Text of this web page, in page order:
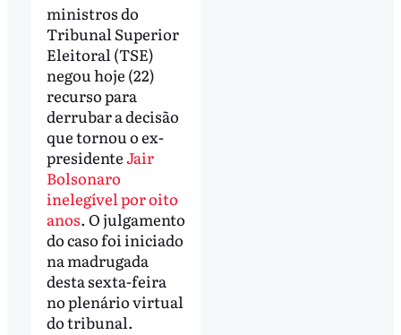
ministros do
Tribunal Superior
Eleitoral (TSE)
negou hoje (22)
recurso para
derrubar a decisão
que tornou o ex-
presidenteJair
Bolsonaro
inelegível por oito
anos. O julgamento
do caso foi iniciado
na madrugada
desta sexta-feira
no plenário virtual
do tribunal.